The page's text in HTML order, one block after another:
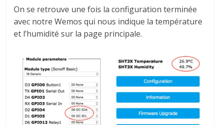
On se retrouve une fois la configuration terminée
avec notre Wemos qui nous indique la température
et l’humidité sur la page principale.